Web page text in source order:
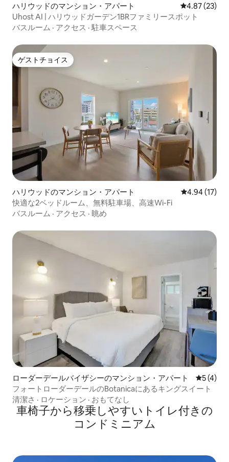
ハリウッドのマンション・アパート レビュー23
4.87 (23)
Uhost AI | ハリウッドガーデン1BRファミリースポット
バスルーム · アクセス · 駐車スペース
ゲストチョイス
ゲストチョイス
ハリウッドのマンション・アパート レビュー17
4.94 (17)
快適な2ベッドルーム、無料駐車場、高速Wi-Fi
バスルーム · アクセス · 眺め
ローダーデールバイザシーのマンション・アパート レビュー
5 (4)
フォートローダーデールのBotanicaにあるキングスイート
清潔さ · ロケーション · おもてなし
車椅子から移乗しやすいトイレ付きの
コンドミニアム